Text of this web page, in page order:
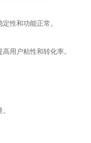
性和功能正常。
用户粘性和转化率。